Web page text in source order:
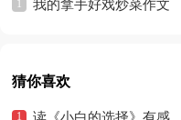
我的拿手好戏炒菜作文
猜你喜欢